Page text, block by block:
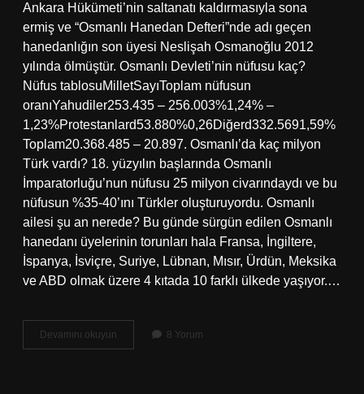
Ankara Hükümeti’nin saltanatı kaldırmasıyla sona
ermiş ve “Osmanlı Hanedan Defteri”nde adı geçen
hanedanlığın son üyesi Neslişah Osmanoğlu 2012
yılında ölmüştür. Osmanlı Devleti’nin nüfusu kaç?
Nüfus tablosuMilletSayıToplam nüfusun
oranıYahudiler253.435 – 256.003%1,24% –
1,23%Protestanlard53.880%0,26Diğerd332.5691,59%
Toplam20.368.485 – 20.897. Osmanlı’da kaç milyon
Türk vardı? 18. yüzyılın başlarında Osmanlı
İmparatorluğu’nun nüfusu 25 milyon civarındaydı ve bu
nüfusun %35-40’ını Türkler oluşturuyordu. Osmanlı
ailesi şu an nerede? Bu günde sürgün edilen Osmanlı
hanedanı üyelerinin torunları hala Fransa, İngiltere,
İspanya, İsviçre, Suriye, Lübnan, Mısır, Ürdün, Meksika
ve ABD olmak üzere 4 kıtada 10 farklı ülkede yaşıyor.…
Devamını okuyun Osmanlı
Ailesi
8 Yorum